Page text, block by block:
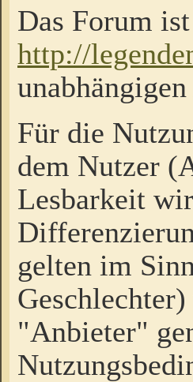
Das Forum
http://
Für die
dem Nutzer
Lesbarkeit
gelten im
"Anbieter"